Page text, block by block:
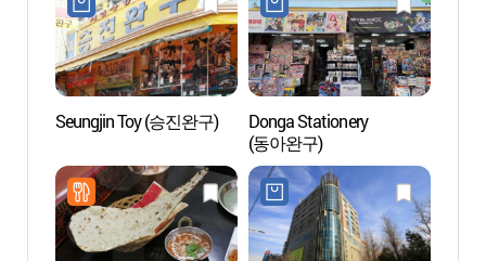
Seungjin Toy (승진완구)
Donga Stationery
(동아완구)